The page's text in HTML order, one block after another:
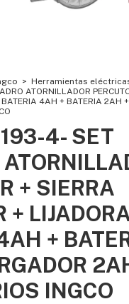
> Herramientas
ATORNILLADOR
4AH + BATERIA 2AH
4- SET
+ SIERRA
+
+
INGCO